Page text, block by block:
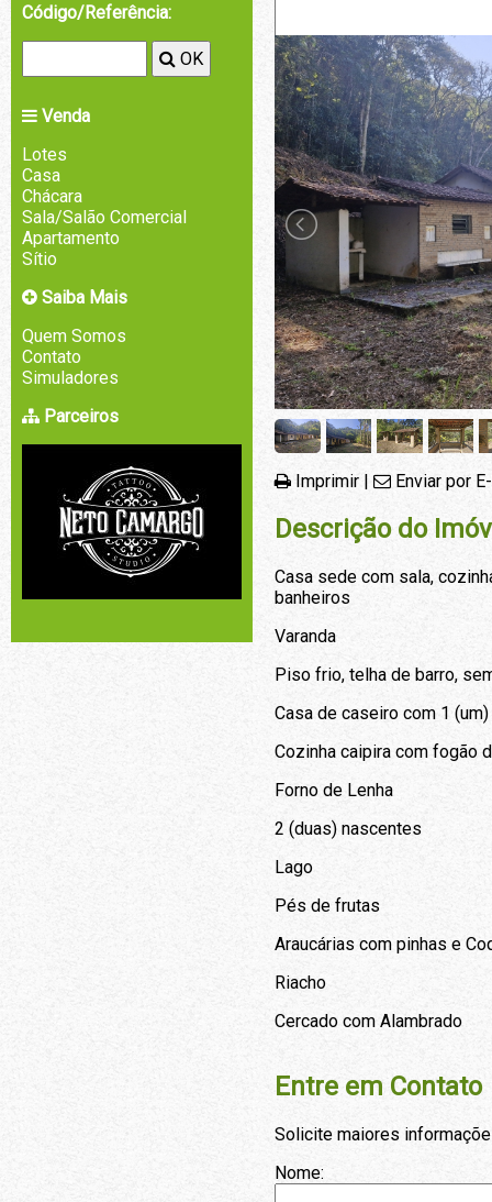
Código/Referência:
OK
Venda
Lotes
Casa
Chácara
Sala/Salão Comercial
Apartamento
Sítio
Saiba Mais
Quem Somos
Contato
Simuladores
Parceiros
Imprimir | Enviar por
Descrição do
Casa sede com sala,
banheiros
Varanda
Piso frio, telha de barro,
Casa de caseiro com 1
Cozinha caipira com fogão
Forno de Lenha
2 (duas) nascentes
Lago
Pés de frutas
Araucárias com pinhas e
Riacho
Cercado com Alambrado
Entre em Contato
Solicite maiores
Nome: